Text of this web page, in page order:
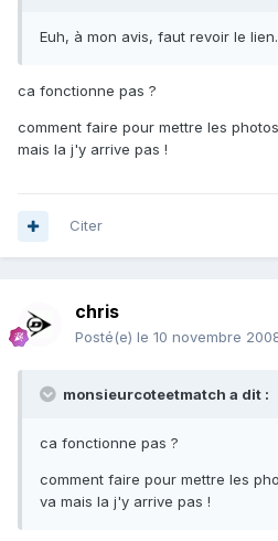
Euh, à mon avis, faut revoir le
ca fonctionne pas ?
comment faire pour mettre les
mais la j'y arrive pas !
Citer
chris
Posté(e) le 10 novembre
monsieurcoteetmatch a dit :
ca fonctionne pas ?
comment faire pour mettre les
va mais la j'y arrive pas !